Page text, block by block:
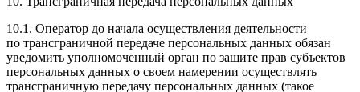
10.1. Оператор до начала осуществления деятельности
по трансграничной передаче персональных данных обязан
уведомить уполномоченный орган по защите прав субъектов
персональных данных о своем намерении осуществлять
трансграничную передачу персональных данных (такое